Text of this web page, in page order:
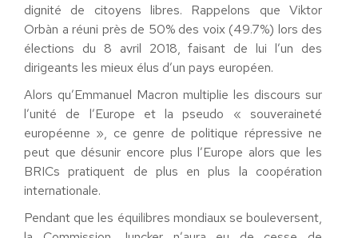
dignité de citoyens libres. Rappelons que Viktor
Orbàn a réuni près de 50% des voix (49.7%) lors des
élections du 8 avril 2018, faisant de lui l’un des
dirigeants les mieux élus d’un pays européen.
Alors qu’Emmanuel Macron multiplie les discours sur
l’unité de l’Europe et la pseudo « souveraineté
européenne », ce genre de politique répressive ne
peut que désunir encore plus l’Europe alors que les
BRICs pratiquent de plus en plus la coopération
internationale.
Pendant que les équilibres mondiaux se bouleversent,